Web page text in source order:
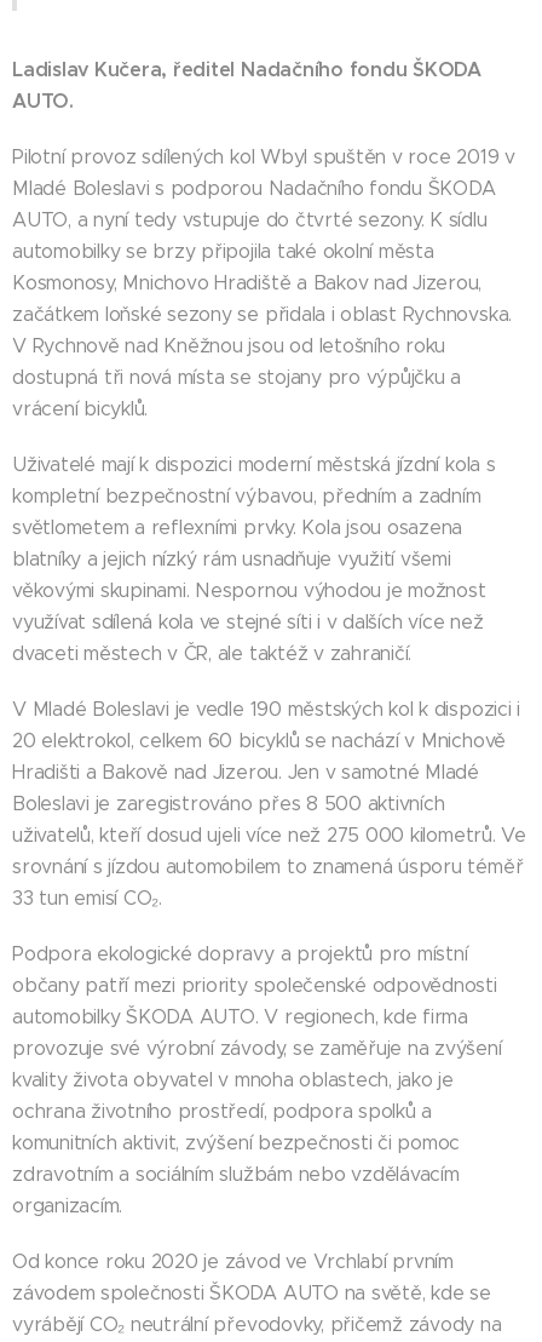
Ladislav Kučera, ředitel Nadačního fondu ŠKODA
AUTO.
Pilotní provoz sdílených kol Wbyl spuštěn v roce 2019 v
Mladé Boleslavi s podporou Nadačního fondu ŠKODA
AUTO, a nyní tedy vstupuje do čtvrté sezony. K sídlu
automobilky se brzy připojila také okolní města
Kosmonosy, Mnichovo Hradiště a Bakov nad Jizerou,
začátkem loňské sezony se přidala i oblast Rychnovska.
V Rychnově nad Kněžnou jsou od letošního roku
dostupná tři nová místa se stojany pro výpůjčku a
vrácení bicyklů.
Uživatelé mají k dispozici moderní městská jízdní kola s
kompletní bezpečnostní výbavou, předním a zadním
světlometem a reflexními prvky. Kola jsou osazena
blatníky a jejich nízký rám usnadňuje využití všemi
věkovými skupinami. Nespornou výhodou je možnost
využívat sdílená kola ve stejné síti i v dalších více než
dvaceti městech v ČR, ale taktéž v zahraničí.
V Mladé Boleslavi je vedle 190 městských kol k dispozici i
20 elektrokol, celkem 60 bicyklů se nachází v Mnichově
Hradišti a Bakově nad Jizerou. Jen v samotné Mladé
Boleslavi je zaregistrováno přes 8 500 aktivních
uživatelů, kteří dosud ujeli více než 275 000 kilometrů. Ve
srovnání s jízdou automobilem to znamená úsporu téměř
33 tun emisí CO₂.
Podpora ekologické dopravy a projektů pro místní
občany patří mezi priority společenské odpovědnosti
automobilky ŠKODA AUTO. V regionech, kde firma
provozuje své výrobní závody, se zaměřuje na zvýšení
kvality života obyvatel v mnoha oblastech, jako je
ochrana životního prostředí, podpora spolků a
komunitních aktivit, zvýšení bezpečnosti či pomoc
zdravotním a sociálním službám nebo vzdělávacím
organizacím.
Od konce roku 2020 je závod ve Vrchlabí prvním
závodem společnosti ŠKODA AUTO na světě, kde se
vyrábějí CO₂ neutrální převodovky, přičemž závody na